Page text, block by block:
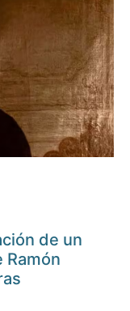
de un
Ramón